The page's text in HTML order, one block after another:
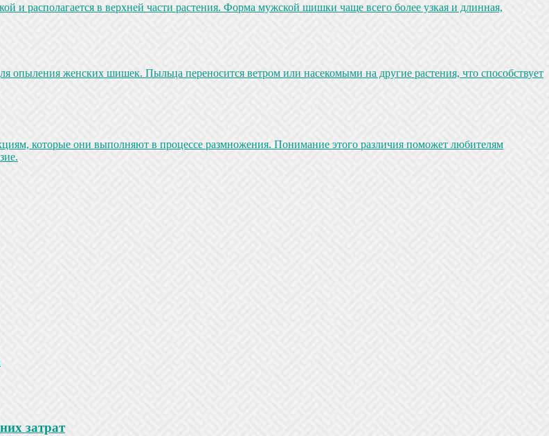
располагается в верхней части растения. Форма мужской шишки чаще всего более узкая и длинная,
женских шишек. Пыльца переносится ветром или насекомыми на другие растения, что способствует
которые они выполняют в процессе размножения. Понимание этого различия поможет любителям
затрат